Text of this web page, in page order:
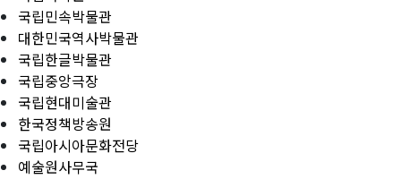
국립민속박물관
대한민국역사박물관
국립한글박물관
국립중앙극장
국립현대미술관
한국정책방송원
국립아시아문화전당
예술원사무국